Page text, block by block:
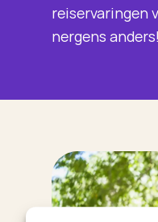
reiservaringen
nergens anders!